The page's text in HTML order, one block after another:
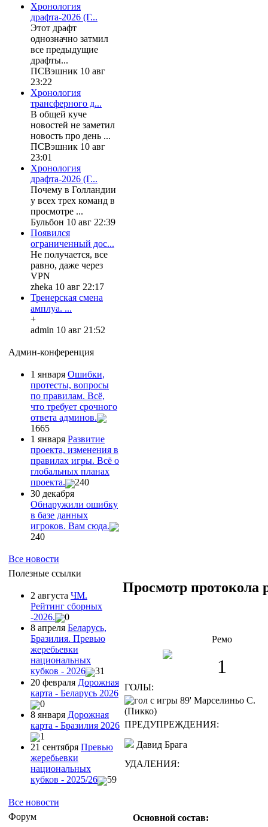
Хронология
драфта-2026 (Г...
Этот драфт
однозначно затмил
все предыдущие
драфты...
ПСВэшник 10 авг
23:22
Хронология
трансферного д...
В общей куче
новостей не заметил
новость про день ...
ПСВэшник 10 авг
23:01
Хронология
драфта-2026 (Г...
Почему в Голландии
у всех трех команд в
просмотре ...
Бульбон 10 авг 22:39
Появился
ограниченный дос...
Не получается, все
равно, даже через
VPN
zheka 10 авг 22:17
Тренерская смена
амплуа. ...
+
admin 10 авг 21:52
Админ-конференция
1 января Ошибки,
протесты, вопросы
по правилам. Всё,
что требует срочного
ответа админов.
1665
1 января Развитие
проекта, изменения в
правилах игры. Всё о
глобальных планах
проекта.
240
30 декабря
Обнаружили ошибку
в базе данных
игроков. Вам сюда.
240
Все новости
Полезные ссылки
2 августа ЧМ.
Рейтинг сборных
-2026.
0
8 апреля Беларусь,
Бразилия. Превью
жеребьевки
национальных
кубков - 2026
31
20 февраля Дорожная
карта - Беларусь 2026
0
8 января Дорожная
карта - Бразилия 2026
1
21 сентября Превью
жеребьевки
национальных
кубков - 2025/26
59
Все новости
Форум
Просмотр протокола
Ремо
1
ГОЛЫ:
89' Марселиньо С.
(Пикко)
ПРЕДУПРЕЖДЕНИЯ:
Давид Брага
УДАЛЕНИЯ:
Основной состав: